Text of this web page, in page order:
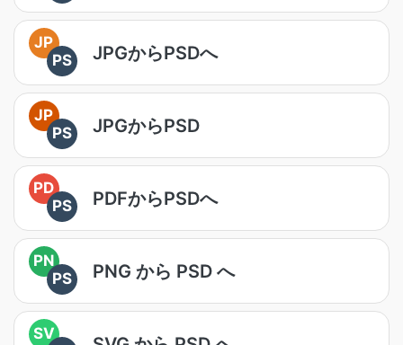
JP
PS
JPGからPSDへ
JP
PS
JPGからPSD
PD
PS
PDFからPSDへ
PN
PS
PNG から PSD へ
SV